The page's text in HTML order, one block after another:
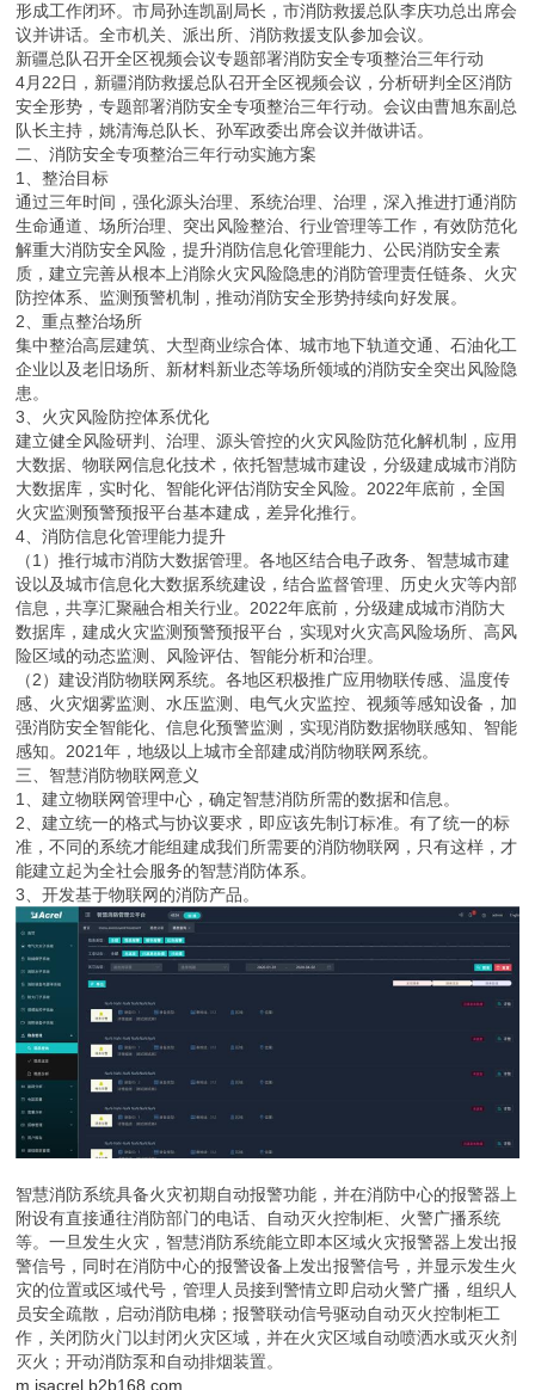
形成工作闭环。市局孙连凯副局长，市消防救援总队李庆功总出席会
议并讲话。全市机关、派出所、消防救援支队参加会议。
新疆总队召开全区视频会议专题部署消防安全专项整治三年行动
4月22日，新疆消防救援总队召开全区视频会议，分析研判全区消防
安全形势，专题部署消防安全专项整治三年行动。会议由曹旭东副总
队长主持，姚清海总队长、孙军政委出席会议并做讲话。
二、消防安全专项整治三年行动实施方案
1、整治目标
通过三年时间，强化源头治理、系统治理、治理，深入推进打通消防
生命通道、场所治理、突出风险整治、行业管理等工作，有效防范化
解重大消防安全风险，提升消防信息化管理能力、公民消防安全素
质，建立完善从根本上消除火灾风险隐患的消防管理责任链条、火灾
防控体系、监测预警机制，推动消防安全形势持续向好发展。
2、重点整治场所
集中整治高层建筑、大型商业综合体、城市地下轨道交通、石油化工
企业以及老旧场所、新材料新业态等场所领域的消防安全突出风险隐
患。
3、火灾风险防控体系优化
建立健全风险研判、治理、源头管控的火灾风险防范化解机制，应用
大数据、物联网信息化技术，依托智慧城市建设，分级建成城市消防
大数据库，实时化、智能化评估消防安全风险。2022年底前，全国
火灾监测预警预报平台基本建成，差异化推行。
4、消防信息化管理能力提升
（1）推行城市消防大数据管理。各地区结合电子政务、智慧城市建
设以及城市信息化大数据系统建设，结合监督管理、历史火灾等内部
信息，共享汇聚融合相关行业。2022年底前，分级建成城市消防大
数据库，建成火灾监测预警预报平台，实现对火灾高风险场所、高风
险区域的动态监测、风险评估、智能分析和治理。
（2）建设消防物联网系统。各地区积极推广应用物联传感、温度传
感、火灾烟雾监测、水压监测、电气火灾监控、视频等感知设备，加
强消防安全智能化、信息化预警监测，实现消防数据物联感知、智能
感知。2021年，地级以上城市全部建成消防物联网系统。
三、智慧消防物联网意义
1、建立物联网管理中心，确定智慧消防所需的数据和信息。
2、建立统一的格式与协议要求，即应该先制订标准。有了统一的标
准，不同的系统才能组建成我们所需要的消防物联网，只有这样，才
能建立起为全社会服务的智慧消防体系。
3、开发基于物联网的消防产品。
智慧消防系统具备火灾初期自动报警功能，并在消防中心的报警器上
附设有直接通往消防部门的电话、自动灭火控制柜、火警广播系统
等。一旦发生火灾，智慧消防系统能立即本区域火灾报警器上发出报
警信号，同时在消防中心的报警设备上发出报警信号，并显示发生火
灾的位置或区域代号，管理人员接到警情立即启动火警广播，组织人
员安全疏散，启动消防电梯；报警联动信号驱动自动灭火控制柜工
作，关闭防火门以封闭火灾区域，并在火灾区域自动喷洒水或灭火剂
灭火；开动消防泵和自动排烟装置。
m.jsacrel.b2b168.com